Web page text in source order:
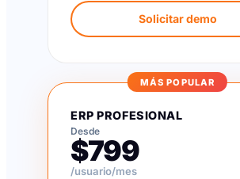
Solicitar demo
MÁS POPULAR
ERP PROFESIONAL
Desde
$799
/usuario/mes